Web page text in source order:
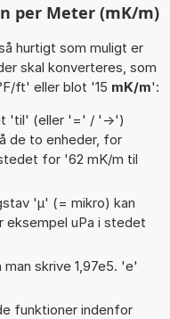
per Meter (mK/m)
hurtigt som muligt er
skal konverteres, som
ft' eller blot '15 mK/m':
'til' (eller '=' / '->')
de to enheder, for
for '62 mK/m til
'µ' (= mikro) kan
uPa i stedet
skrive 1,97e5. 'e'
funktioner indenfor